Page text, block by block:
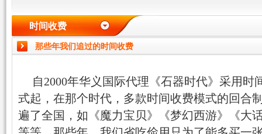
时间收费
那些年我们追过的时间收费
自2000年华义国际代理《石器时代》采用时
式起，在那个时代，多款时间收费模式的回合
遍了全国，如《魔力宝贝》《梦幻西游》《大